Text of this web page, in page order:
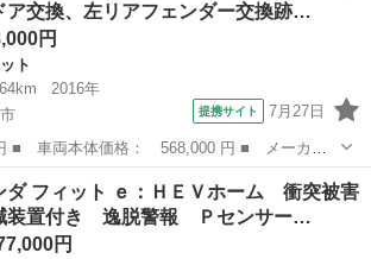
ア交換、左リアフェンダー交換跡…
円
ト
2016年
提携サイト 7月27日
： フィット ■ グレード名： １３Ｇ・Ｆ
ア交換、左リアフェンダー交換跡 ＵＳＢポー
フィット
ダ フィット ｅ：ＨＥＶホーム 衝突被害
装置付き 逸脱警報 Ｐセンサー…
円